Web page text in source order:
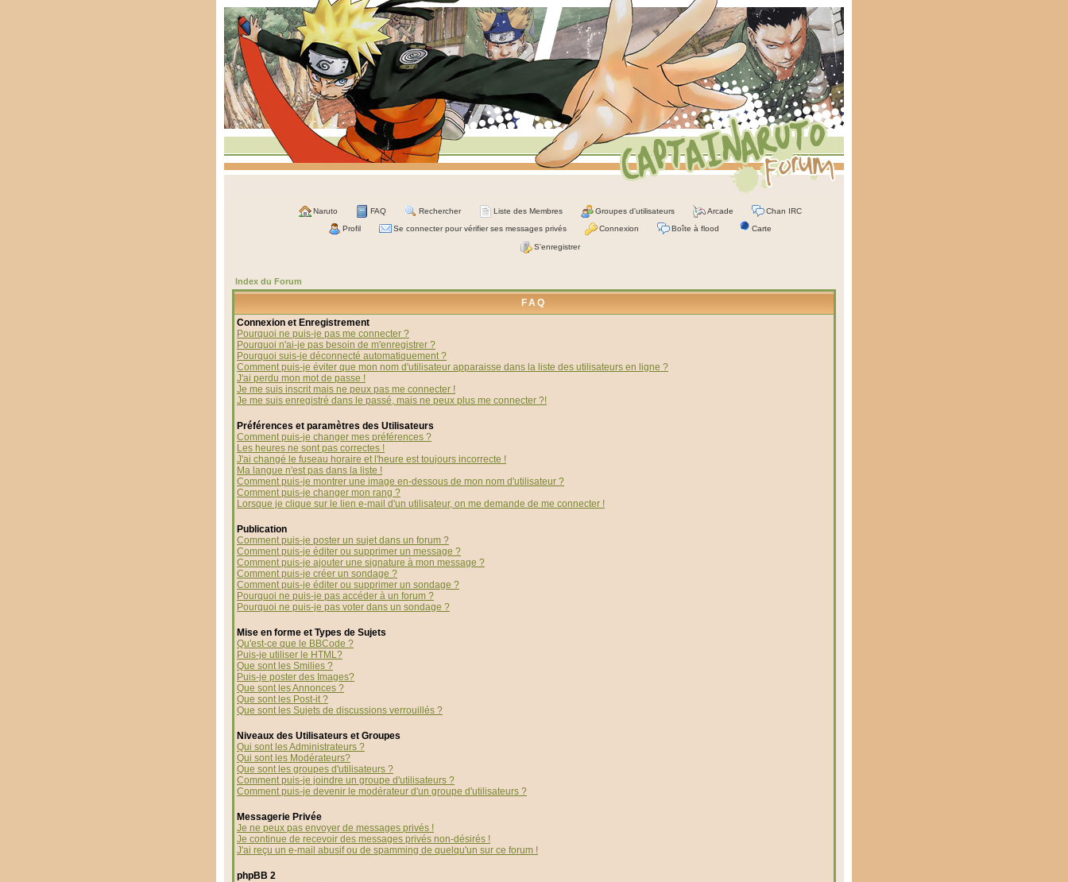
Naruto FAQ Rechercher Liste des Membres Groupes d'utilisateurs Arcade Chan IRC
Profil Se connecter pour vérifier ses messages privés Connexion Boîte à flood Carte
S'enregistrer
Index du Forum
FAQ
Connexion et Enregistrement
Pourquoi ne puis-je pas me connecter ?
Pourquoi n'ai-je pas besoin de m'enregistrer ?
Pourquoi suis-je déconnecté automatiquement ?
Comment puis-je éviter que mon nom d'utilisateur apparaisse dans la liste des utilisateurs en ligne ?
J'ai perdu mon mot de passe !
Je me suis inscrit mais ne peux pas me connecter !
Je me suis enregistré dans le passé, mais ne peux plus me connecter ?!
Préférences et paramètres des Utilisateurs
Comment puis-je changer mes préférences ?
Les heures ne sont pas correctes !
J'ai changé le fuseau horaire et l'heure est toujours incorrecte !
Ma langue n'est pas dans la liste !
Comment puis-je montrer une image en-dessous de mon nom d'utilisateur ?
Comment puis-je changer mon rang ?
Lorsque je clique sur le lien e-mail d'un utilisateur, on me demande de me connecter !
Publication
Comment puis-je poster un sujet dans un forum ?
Comment puis-je éditer ou supprimer un message ?
Comment puis-je ajouter une signature à mon message ?
Comment puis-je créer un sondage ?
Comment puis-je éditer ou supprimer un sondage ?
Pourquoi ne puis-je pas accéder à un forum ?
Pourquoi ne puis-je pas voter dans un sondage ?
Mise en forme et Types de Sujets
Qu'est-ce que le BBCode ?
Puis-je utiliser le HTML?
Que sont les Smilies ?
Puis-je poster des Images?
Que sont les Annonces ?
Que sont les Post-it ?
Que sont les Sujets de discussions verrouillés ?
Niveaux des Utilisateurs et Groupes
Qui sont les Administrateurs ?
Qui sont les Modérateurs?
Que sont les groupes d'utilisateurs ?
Comment puis-je joindre un groupe d'utilisateurs ?
Comment puis-je devenir le modérateur d'un groupe d'utilisateurs ?
Messagerie Privée
Je ne peux pas envoyer de messages privés !
Je continue de recevoir des messages privés non-désirés !
J'ai reçu un e-mail abusif ou de spamming de quelqu'un sur ce forum !
phpBB 2